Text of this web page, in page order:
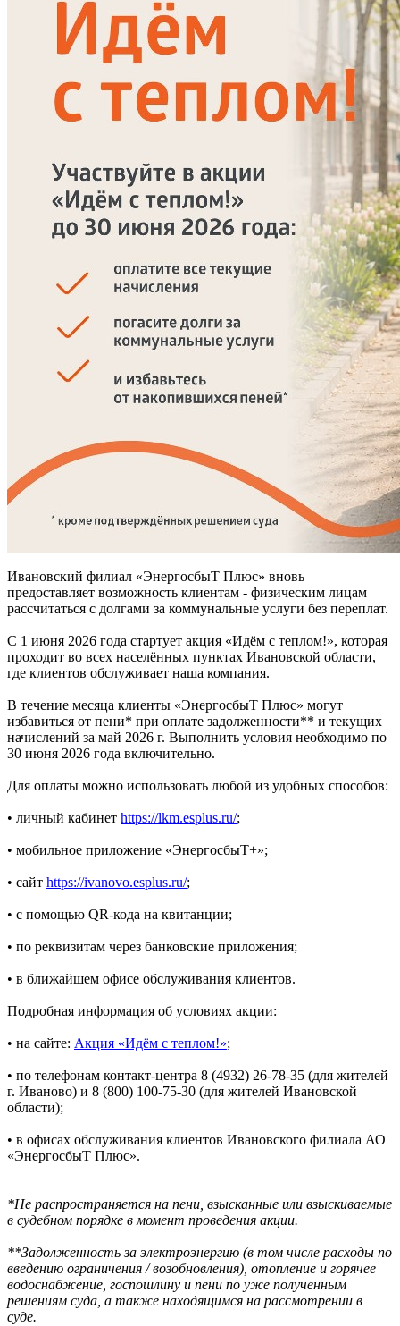
Ивановский филиал «ЭнергосбыТ Плюс» вновь
предоставляет возможность клиентам - физическим лицам
рассчитаться с долгами за коммунальные услуги без переплат.
С 1 июня 2026 года стартует акция «Идём с теплом!», которая
проходит во всех населённых пунктах Ивановской области,
где клиентов обслуживает наша компания.
В течение месяца клиенты «ЭнергосбыТ Плюс» могут
избавиться от пени* при оплате задолженности** и текущих
начислений за май 2026 г. Выполнить условия необходимо по
30 июня 2026 года включительно.
Для оплаты можно использовать любой из удобных способов:
• личный кабинет https://lkm.esplus.ru/;
• мобильное приложение «ЭнергосбыТ+»;
• сайт https://ivanovo.esplus.ru/;
• с помощью QR-кода на квитанции;
• по реквизитам через банковские приложения;
• в ближайшем офисе обслуживания клиентов.
Подробная информация об условиях акции:
• на сайте: Акция «Идём с теплом!»;
• по телефонам контакт-центра 8 (4932) 26-78-35 (для жителей
г. Иваново) и 8 (800) 100-75-30 (для жителей Ивановской
области);
• в офисах обслуживания клиентов Ивановского филиала АО
«ЭнергосбыТ Плюс».
*Не распространяется на пени, взысканные или взыскиваемые
в судебном порядке в момент проведения акции.
**Задолженность за электроэнергию (в том числе расходы по
введению ограничения / возобновления), отопление и горячее
водоснабжение, госпошлину и пени по уже полученным
решениям суда, а также находящимся на рассмотрении в
суде.